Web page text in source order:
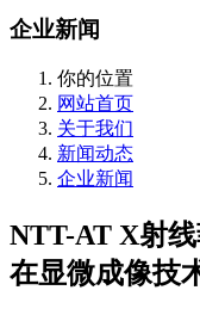
企业新闻
你的位置
网站首页
关于我们
新闻动态
企业新闻
NTT-AT X射
在显微成像技